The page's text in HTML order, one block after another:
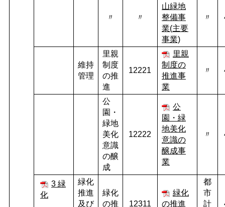
〃 〃
山緑地
整備事
業(主要
事業)
〃
維持
管理
里親
制度
の推
進
12221
里親
制度の
推進事
業
〃
公
園・
緑地
美化
意識
の醸
成
12222
公
園・緑
地美化
意識の
醸成事
業
〃
3 緑
化
緑化
推進
及び
緑化
の推
12311
緑化
の推進
都
市
計